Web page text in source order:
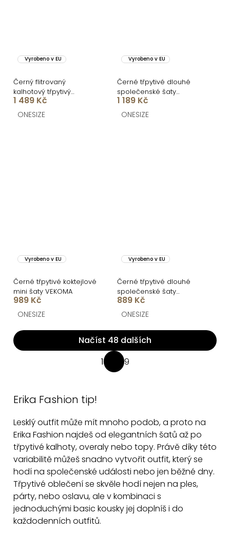
Vyrobeno v EU
Černý flitrovaný
kalhotový třpytivý
komplet BEMARI
1 489 Kč
ONESIZE
Vyrobeno v EU
Černé třpytivé dlouhé
společenské šaty
ZUNETRA s výstřihem
1 189 Kč
ONESIZE
Vyrobeno v EU
Černé třpytivé koktejlové
mini šaty VEKOMA
989 Kč
ONESIZE
Vyrobeno v EU
Černé třpytivé dlouhé
společenské šaty
CELINEA na ramínka
889 Kč
ONESIZE
O
v
a
c
í
p
r
v
k
Načíst 48 dalších
k
o
v
á
n
í
1 9
Erika Fashion tip!
Lesklý outfit může mít mnoho podob, a proto na
Erika Fashion najdeš od elegantních šatů až po
třpytivé kalhoty, overaly nebo topy. Právě díky této
variabilitě můžeš snadno vytvořit outfit, který se
hodí na společenské události nebo jen běžné dny.
Třpytivé oblečení se skvěle hodí nejen na ples,
párty, nebo oslavu, ale v kombinaci s
jednoduchými basic kousky jej doplníš i do
každodenních outfitů.